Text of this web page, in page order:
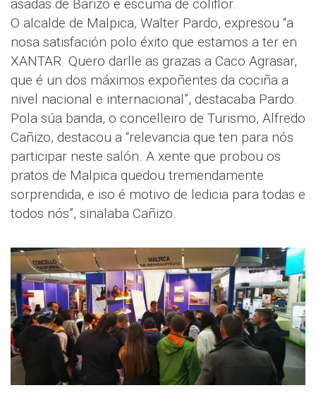
asadas de Barizo e escuma de coliflor.
O alcalde de Malpica, Walter Pardo, expresou “a
nosa satisfación polo éxito que estamos a ter en
XANTAR. Quero darlle as grazas a Caco Agrasar,
que é un dos máximos expoñentes da cociña a
nivel nacional e internacional”, destacaba Pardo.
Pola súa banda, o concelleiro de Turismo, Alfredo
Cañizo, destacou a “relevancia que ten para nós
participar neste salón. A xente que probou os
pratos de Malpica quedou tremendamente
sorprendida, e iso é motivo de ledicia para todas e
todos nós”, sinalaba Cañizo.